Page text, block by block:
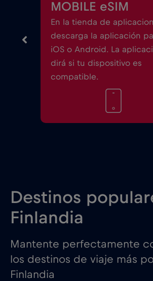
MOBILE eSIM
En la tienda de
descarga la aplicación
iOS o Android. La
dirá si tu dispositivo es
compatible.
Destinos
Finlandia
Mantente perfectamente
los destinos de viaje más
Finlandia